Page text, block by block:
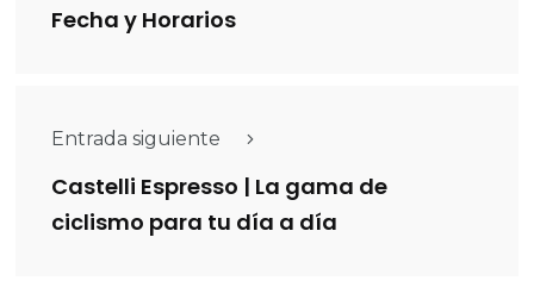
Fecha y Horarios
Entrada siguiente
Castelli Espresso | La gama de
ciclismo para tu día a día